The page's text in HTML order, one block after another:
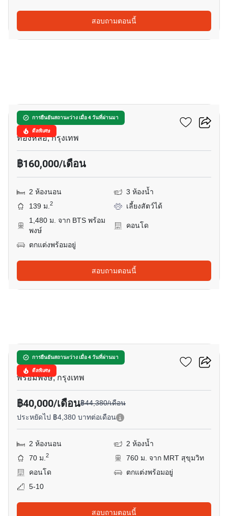
สอบถามตอนนี้
การยืนยันสถานะว่าง เมื่อ 4 วันที่ผ่านมา
ดีลพิเศษ
นิวาติ ทองหล่อ 23
ทองหล่อ, กรุงเทพ
฿160,000/เดือน
2 ห้องนอน
3 ห้องน้ำ
139 ม.2
เลี้ยงสัตว์ได้
1,480 ม. จาก BTS พร้อม
พงษ์
คอนโด
ตกแต่งพร้อมอยู่
สอบถามตอนนี้
การยืนยันสถานะว่าง เมื่อ 4 วันที่ผ่านมา
ดีลพิเศษ
เวีย 31
พร้อมพงษ์, กรุงเทพ
฿40,000/เดือน฿44,380/เดือน
ประหยัดไป ฿4,380 บาทต่อเดือน
2 ห้องนอน
2 ห้องน้ำ
70 ม.2
760 ม. จาก MRT สุขุมวิท
คอนโด
ตกแต่งพร้อมอยู่
5-10
สอบถามตอนนี้